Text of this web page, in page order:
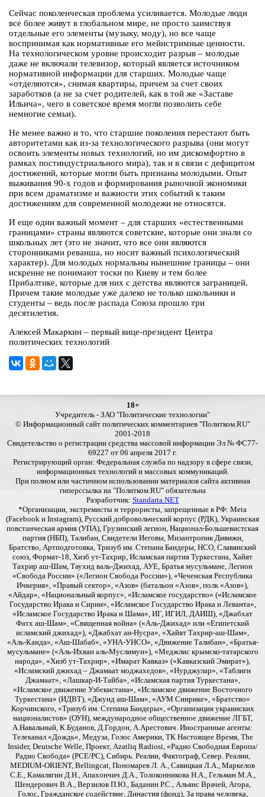
Сейчас поколенческая проблема усиливается. Молодые люди
все более живут в глобальном мире, не просто заимствуя
отдельные его элементы (музыку, моду), но все чаще
воспринимая как нормативные его мейнстримные ценности.
На технологическом уровне происходит разрыв – молодые
даже не включали телевизор, который является источником
нормативной информации для старших. Молодые чаще
«отделяются», снимая квартиры, причем за счет своих
заработков (а не за счет родителей, как в той же «Заставе
Ильича», чего в советское время могли позволить себе
немногие семьи).
Не менее важно и то, что старшие поколения перестают быть
авторитетами как из-за технологического разрыва (они могут
освоить элементы новых технологий, но им дискомфортно в
рамках постиндустриального мира), так и в связи с дефицитом
достижений, которые могли быть признаны молодыми. Опыт
выживания 90-х годов и формирования рыночной экономики
при всем драматизме и важности этих событий к таким
достижениям для современной молодежи не относятся.
И еще один важный момент – для старших «естественными
границами» страны являются советские, которые они знали со
школьных лет (это не значит, что все они являются
сторонниками реванша, но носит важный психологический
характер). Для молодых нормальны нынешние границы – они
искренне не понимают тоски по Киеву и тем более
Прибалтике, которые для них с детства являются заграницей.
Причем такие молодые уже далеко не только школьники и
студенты – ведь после распада Союза прошло три
десятилетия.
Алексей Макаркин – первый вице-президент Центра
политических технологий
18+
Учредитель - ЗАО "Политические технологии"
© Информационный сайт политических комментариев "Политком.RU"
2001-2018
Свидетельство о регистрации средства массовой информации Эл № ФС77-
69227 от 06 апреля 2017 г.
Регистрирующий орган: Федеральная служба по надзору в сфере связи,
информационных технологий и массовых коммуникаций.
При полном или частичном использовании материалов сайта активная
гиперссылка на "Политком.RU" обязательна
Разработчик: Standarta.NET
*Организации, экстремисты и террористы, запрещенные в РФ: Meta
(Facebook и Instagram), Русский добровольческий корпус (РДК), Украинская
повстанческая армия (УПА), Грузинский легион, Национал-Большевистская
партия (НБП), Талибан, Свидетели Иеговы, Мизантропик Дивижн,
Братство, Артподготовка, Тризуб им. Степана Бандеры, НСО, Славянский
союз, Формат-18, Хизб ут-Тахрир, Исламская партия Туркестана, Хайят
Тахрир аш-Шам, Таухид валь-Джихад, АУЕ, Братья мусульмане, Легион
«Свобода России» («Легион Свобода России»), «Чеченская Республика
Ичкерия», «Правый сектор», «Азов» (батальон «Азов», полк «Азов»),
«Айдар», «Национальный корпус», «Исламское государство» («Исламское
Государство Ирака и Сирии», «Исламское Государство Ирака и Леванта»,
«Исламское Государство Ирака и Шама», ИГ, ИГИЛ, ДАИШ), «Джабхат
Фатх аш-Шам», «Священная война» («Аль-Джихад» или «Египетский
исламский джихад»), «Джабхат ан-Нусра», «Хайят Тахрир-аш-Шам»,
«Аль-Каида», «Аш-Шабаб», «УНА-УНСО», «Движение Талибан», «Братья-
мусульмане» («Аль-Ихван аль-Муслимун»), «Меджлис крымско-татарского
народа», «Хизб ут-Тахрир», «Имарат Кавказ» («Кавказский Эмират»),
«Исламский джихад – Джамаат моджахедов», «Нурджулар», «Таблиги
Джамаат», «Лашкар-И-Тайба», «Исламская партия Туркестана»,
«Исламское движение Узбекистана», «Исламское движение Восточного
Туркестана» (ИДВТ), «Джунд аш-Шам», «АУМ Синрике», «Братство»
Корчинского, «Тризуб им. Степана Бандеры», «Организация украинских
националистов» (ОУН), международное общественное движение ЛГБТ,
А.Навальный, К.Буданов, Д.Гордон, А.Арестович. Иностранные агенты:
Телеканал «Дождь», Медуза, Голос Америки, ТК Настоящее Время, The
Insider, Deutsche Welle, Проект, Azatliq Radiosi, «Радио Свободная Европа/
Радио Свобода» (PCE/PC), Сибирь. Реалии, Фактограф, Север. Реалии,
MEDIUM-ORIENT, Bellingcat, Пономарев Л. А., Савицкая Л.А., Маркелов
С.Е., Камалягин Д.Н., Апахончич Д.А., Толоконникова Н.А., Гельман М.А.,
Шендерович В.А., Верзилов П.Ю., Баданин Р.С., Альянс Врачей, Агора,
Голос, Гражданское содействие, Династия (фонд), За права человека,